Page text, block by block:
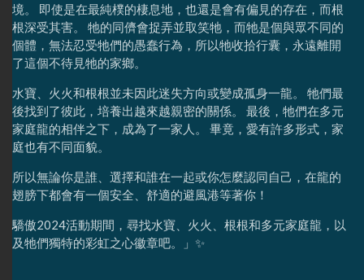
境。 即使是在最純樸的棲息地，也還是會有偏見的存在，而根
根深受其害。 牠的同儕會捉弄並取笑牠，而牠是個與眾不同的
個體，無法忍受牠們的愚蠢行為，所以牠收拾行囊，永遠離開
了這個不待見牠的家鄉。
水寶、火火和根根並未因此迷失方向或變成孤身一龍。 牠們最
後找到了彼此，培養出越來越親密的關係。 最後，牠們在多元
家庭龍的相伴之下，成為了一家人。 畢竟，愛有許多形式，家
庭也有不同面貌。
所以無論你是誰、選擇和誰在一起或你怎麼認同自己，在龍的
翅膀下都會有一個安全、舒適的避風港等著你！
驕傲2024活動期間，尋找水寶、火火、根根和多元家庭龍，以
及牠們獨特的彩虹之心徽章吧。」✨